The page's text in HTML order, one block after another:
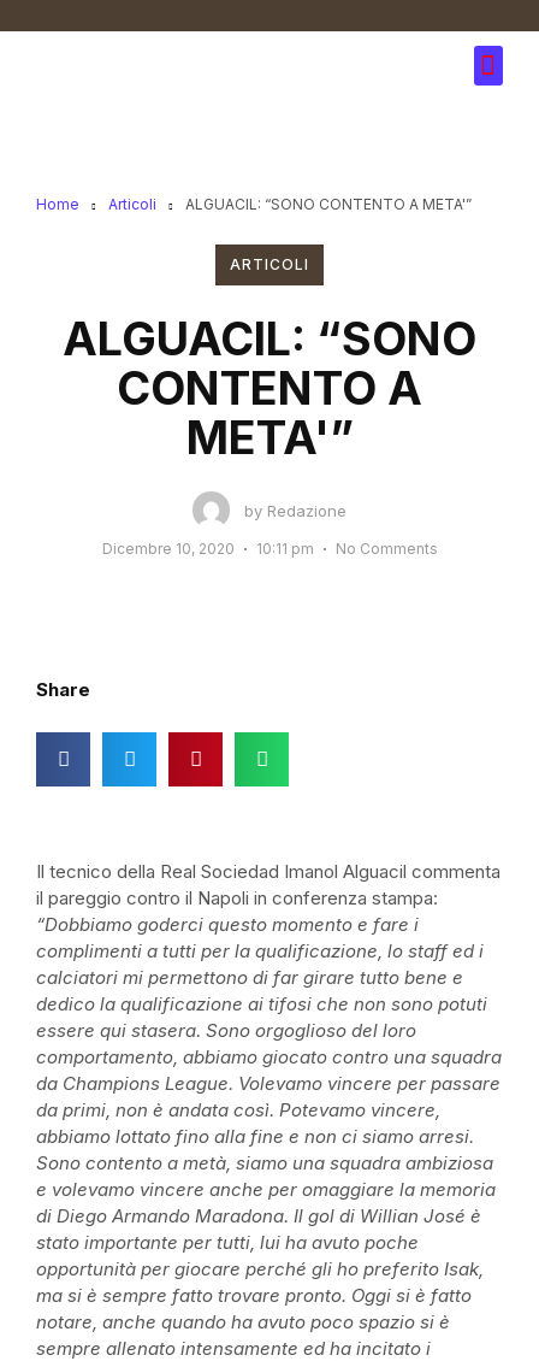
Home Articoli ALGUACIL: “SONO CONTENTO A META'”
ARTICOLI
ALGUACIL: “SONO
CONTENTO A
META'”
by Redazione
Dicembre 10, 2020 10:11 pm No Comments
Share
Il tecnico della Real Sociedad Imanol Alguacil commenta
il pareggio contro il Napoli in conferenza stampa:
“Dobbiamo goderci questo momento e fare i
complimenti a tutti per la qualificazione, lo staff ed i
calciatori mi permettono di far girare tutto bene e
dedico la qualificazione ai tifosi che non sono potuti
essere qui stasera. Sono orgoglioso del loro
comportamento, abbiamo giocato contro una squadra
da Champions League. Volevamo vincere per passare
da primi, non è andata così. Potevamo vincere,
abbiamo lottato fino alla fine e non ci siamo arresi.
Sono contento a metà, siamo una squadra ambiziosa
e volevamo vincere anche per omaggiare la memoria
di Diego Armando Maradona. Il gol di Willian José è
stato importante per tutti, lui ha avuto poche
opportunità per giocare perché gli ho preferito Isak,
ma si è sempre fatto trovare pronto. Oggi si è fatto
notare, anche quando ha avuto poco spazio si è
sempre allenato intensamente ed ha incitato i